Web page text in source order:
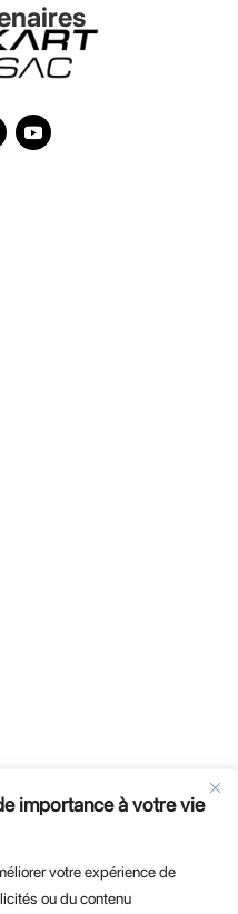
importance à votre vie
votre expérience de
ou du contenu